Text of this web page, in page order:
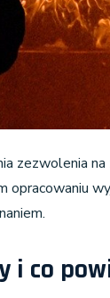
zezwolenia
i co